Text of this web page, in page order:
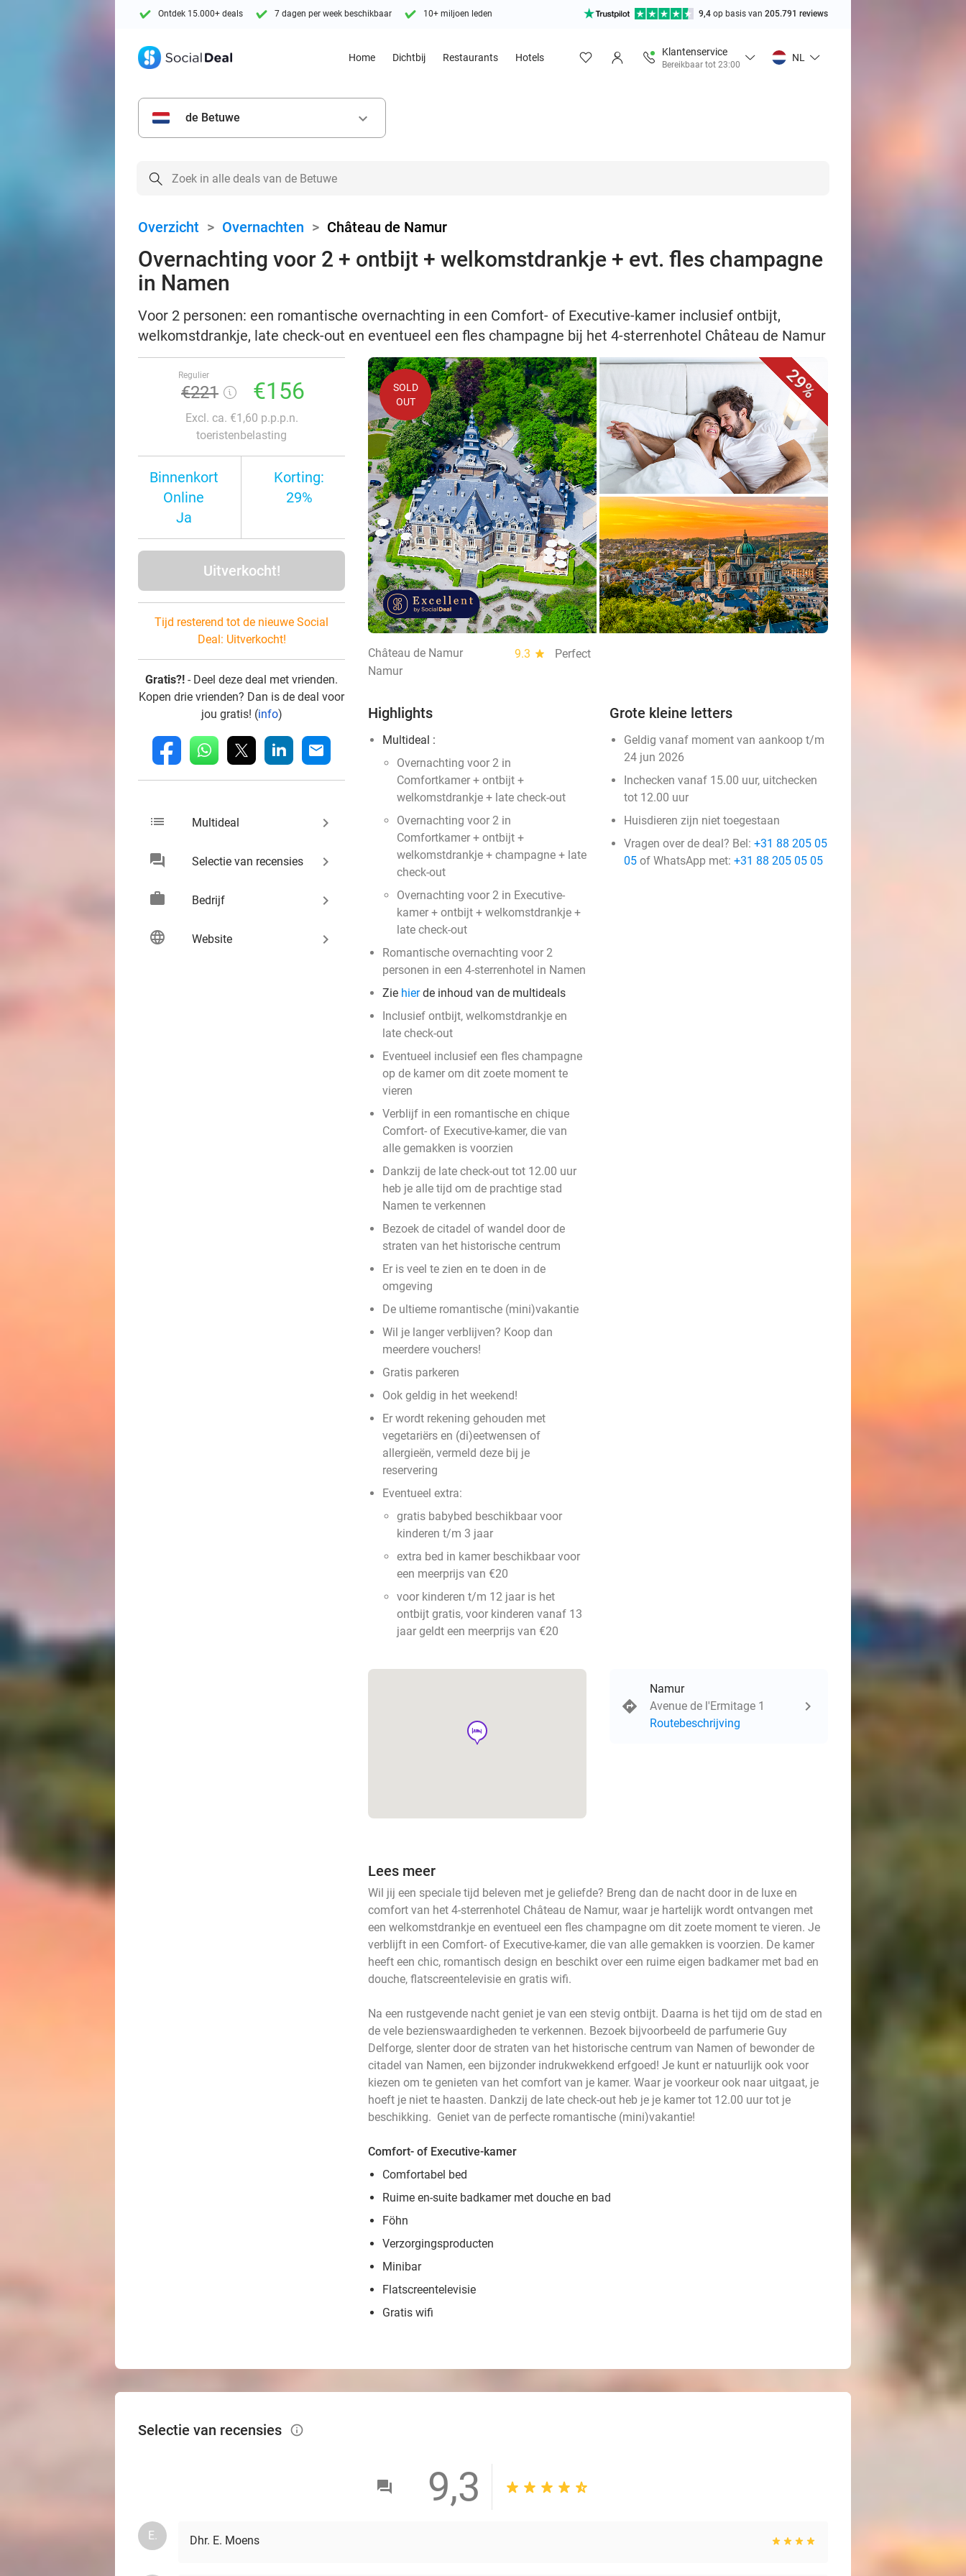
Ontdek 15.000+ deals 7 dagen per week beschikbaar 10+ miljoen leden 9,4 op basis van 205.791 reviews
Home Dichtbij Restaurants Hotels
Klantenservice
Bereikbaar tot 23:00
NL
de Betuwe keyboard_arrow_down
Overzicht > Overnachten > Château de Namur
Overnachting voor 2 + ontbijt + welkomstdrankje + evt. fles champagne
in Namen
Voor 2 personen: een romantische overnachting in een Comfort- of Executive-kamer inclusief ontbijt,
welkomstdrankje, late check-out en eventueel een fles champagne bij het 4-sterrenhotel Château de Namur
Regulier
€221 €156
Excl. ca. €1,60 p.p.p.n.
toeristenbelasting
Binnenkort
Online
Ja
Korting:
29%
Uitverkocht!
Tijd resterend tot de nieuwe Social
Deal: Uitverkocht!
Gratis?! - Deel deze deal met vrienden.
Kopen drie vrienden? Dan is de deal voor
jou gratis! (info)
fb whatsapp linkedin mail
list Multideal keyboard_arrow_right
chat Selectie van recensies keyboard_arrow_right
work Bedrijf keyboard_arrow_right
language Website keyboard_arrow_right
29%
SOLD
OUT
Château de Namur 9.3 star
Perfect
Namur
Highlights
Multideal :
Overnachting voor 2 in
Comfortkamer + ontbijt +
welkomstdrankje + late check-out
Overnachting voor 2 in
Comfortkamer + ontbijt +
welkomstdrankje + champagne + late
check-out
Overnachting voor 2 in Executive-
kamer + ontbijt + welkomstdrankje +
late check-out
Romantische overnachting voor 2
personen in een 4-sterrenhotel in Namen
Zie hierde inhoud van de multideals
Inclusief ontbijt, welkomstdrankje en
late check-out
Eventueel inclusief een fles champagne
op de kamer om dit zoete moment te
vieren
Verblijf in een romantische en chique
Comfort- of Executive-kamer, die van
alle gemakken is voorzien
Dankzij de late check-out tot 12.00 uur
heb je alle tijd om de prachtige stad
Namen te verkennen
Bezoek de citadel of wandel door de
straten van het historische centrum
Er is veel te zien en te doen in de
omgeving
De ultieme romantische (mini)vakantie
Wil je langer verblijven? Koop dan
meerdere vouchers!
Gratis parkeren
Ook geldig in het weekend!
Er wordt rekening gehouden met
vegetariërs en (di)eetwensen of
allergieën, vermeld deze bij je
reservering
Eventueel extra:
gratis babybed beschikbaar voor
kinderen t/m 3 jaar
extra bed in kamer beschikbaar voor
een meerprijs van €20
voor kinderen t/m 12 jaar is het
ontbijt gratis, voor kinderen vanaf 13
jaar geldt een meerprijs van €20
Grote kleine letters
Geldig vanaf moment van aankoop t/m
24 jun 2026
Inchecken vanaf 15.00 uur, uitchecken
tot 12.00 uur
Huisdieren zijn niet toegestaan
Vragen over de deal? Bel: +31 88 205 05
05 of WhatsApp met: +31 88 205 05 05
hotel
Namur
Avenue de l'Ermitage 1
Routebeschrijving
Lees meer
Wil jij een speciale tijd beleven met je geliefde? Breng dan de nacht door in de luxe en
comfort van het 4-sterrenhotel Château de Namur, waar je hartelijk wordt ontvangen met
een welkomstdrankje en eventueel een fles champagne om dit zoete moment te vieren. Je
verblijft in een Comfort- of Executive-kamer, die van alle gemakken is voorzien. De kamer
heeft een chic, romantisch design en beschikt over een ruime eigen badkamer met bad en
douche, flatscreentelevisie en gratis wifi.
Na een rustgevende nacht geniet je van een stevig ontbijt. Daarna is het tijd om de stad en
de vele bezienswaardigheden te verkennen. Bezoek bijvoorbeeld de parfumerie Guy
Delforge, slenter door de straten van het historische centrum van Namen of bewonder de
citadel van Namen, een bijzonder indrukwekkend erfgoed! Je kunt er natuurlijk ook voor
kiezen om te genieten van het comfort van je kamer. Waar je voorkeur ook naar uitgaat, je
hoeft je niet te haasten. Dankzij de late check-out heb je je kamer tot 12.00 uur tot je
beschikking. Geniet van de perfecte romantische (mini)vakantie!
Comfort- of Executive-kamer
Comfortabel bed
Ruime en-suite badkamer met douche en bad
Föhn
Verzorgingsproducten
Minibar
Flatscreentelevisie
Gratis wifi
Selectie van recensies info_outlined
9,3
E. Dhr. E. Moens